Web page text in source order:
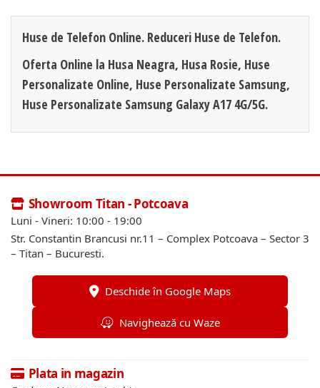
Huse de Telefon Online. Reduceri Huse de Telefon.
Oferta Online la Husa Neagra, Husa Rosie, Huse
Personalizate Online, Huse Personalizate Samsung,
Huse Personalizate Samsung Galaxy A17 4G/5G.
Showroom Titan - Potcoava
Luni - Vineri: 10:00 - 19:00
Str. Constantin Brancusi nr.11 – Complex Potcoava – Sector 3
– Titan – Bucuresti.
Deschide în Google Maps
Navighează cu Waze
Plata in magazin